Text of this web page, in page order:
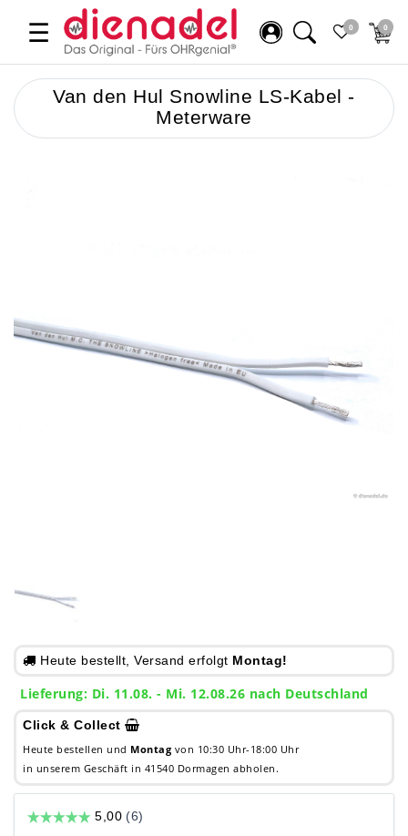
☰ 0 0
Van den Hul Snowline LS-Kabel -
Meterware
Heute bestellt, Versand erfolgt Montag!
Lieferung: Di. 11.08. - Mi. 12.08.26 nach Deutschland
Click & Collect
Heute bestellen und Montag von 10:30 Uhr-18:00 Uhr
in unserem Geschäft in 41540 Dormagen abholen.